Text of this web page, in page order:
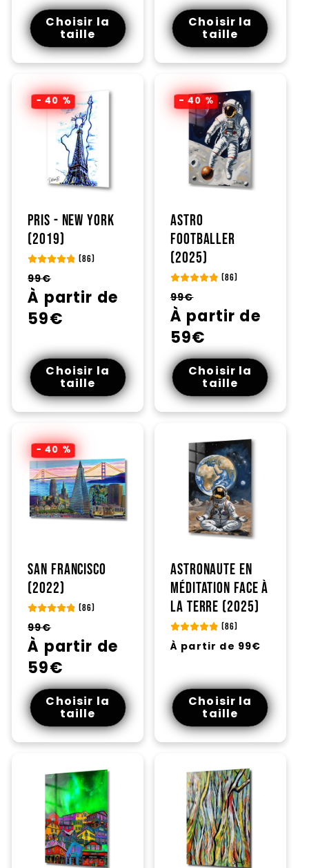
Choisir la
taille
Choisir la
taille
- 40 %
Pris - New York
(2019)
(86)
Prix
habituel
99€
promotionnel
À partir de
59€
Choisir la
taille
- 40 %
Astro
footballer
(2025)
(86)
Prix
habituel
99€
promotionnel
À partir de
59€
Choisir la
taille
- 40 %
San Francisco
(2022)
(86)
Prix
habituel
99€
promotionnel
À partir de
59€
Choisir la
taille
Astronaute en
méditation face à
la Terre (2025)
(86)
Prix
À partir de 99€
Choisir la
taille